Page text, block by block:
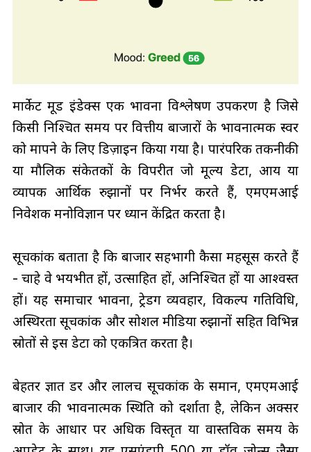
मार्केट मूड इंडेक्स एक भावना विश्लेषण उपकरण है जिसे
किसी निश्चित समय पर वित्तीय बाजारों के भावनात्मक स्वर
को मापने के लिए डिज़ाइन किया गया है। पारंपरिक तकनीकी
या मौलिक संकेतकों के विपरीत जो मूल्य डेटा, आय या
व्यापक आर्थिक रुझानों पर निर्भर करते हैं, एमएमआई
निवेशक मनोविज्ञान पर ध्यान केंद्रित करता है।
सूचकांक बताता है कि बाजार सहभागी कैसा महसूस करते हैं
- चाहे वे भयभीत हों, उत्साहित हों, अनिश्चित हों या आश्वस्त
हों। यह समाचार भावना, ट्रेडिंग व्यवहार, विकल्प गतिविधि,
अस्थिरता सूचकांक और सोशल मीडिया रुझानों सहित विभिन्न
स्रोतों से इस डेटा को एकत्रित करता है।
बेहतर ज्ञात डर और लालच सूचकांक के समान, एमएमआई
बाजार की भावनात्मक स्थिति को दर्शाता है, लेकिन अक्सर
स्रोत के आधार पर अधिक विस्तृत या वास्तविक समय के